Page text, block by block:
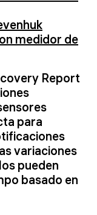
medidor de
Report
para
variaciones
pueden
basado en